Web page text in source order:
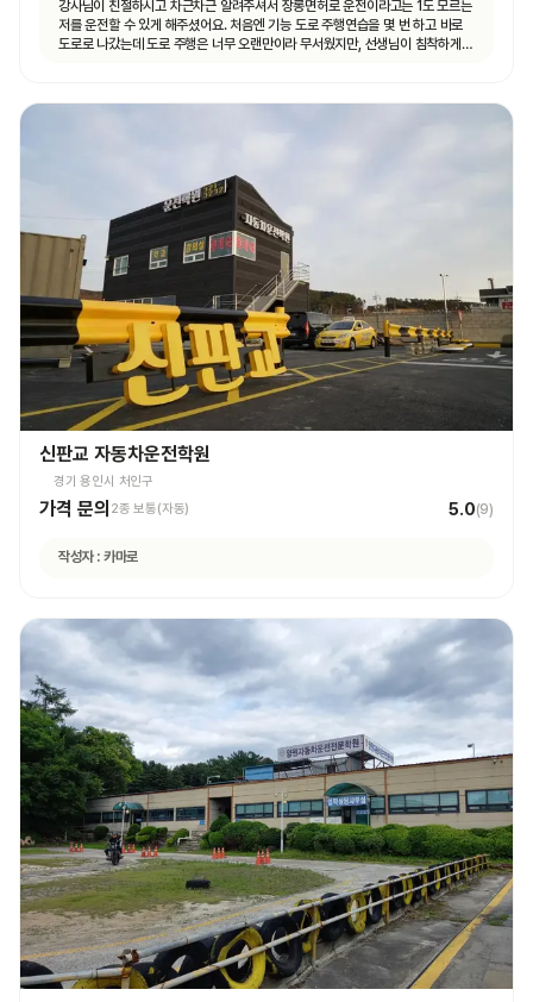
강사님이 친절하시고 차근차근 알려주셔서 장롱면허로 운전이라고는 1도 모르는
저를 운전할 수 있게 해주셨어요. 처음엔 기능 도로 주행연습을 몇 번 하고 바로
도로로 나갔는데 도로 주행은 너무 오랜만이라 무서웠지만, 선생님이 침착하게
신판교 자동차운전학원
경기 용인시 처인구
가격 문의 2종 보통(자동) 5.0(9)
작성자 : 카마로